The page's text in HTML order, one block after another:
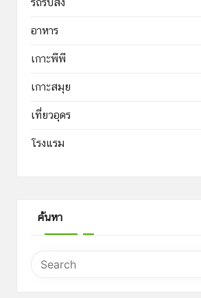
อาหาร
เกาะพีพี
เกาะสมุย
เที่ยวอุดร
โรงแรม
ค้นหา